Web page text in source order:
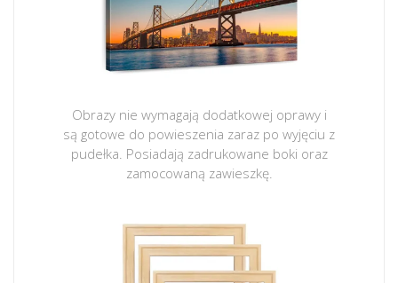
Obrazy nie wymagają dodatkowej oprawy i
są gotowe do powieszenia zaraz po wyjęciu z
pudełka. Posiadają zadrukowane boki oraz
zamocowaną zawieszkę.